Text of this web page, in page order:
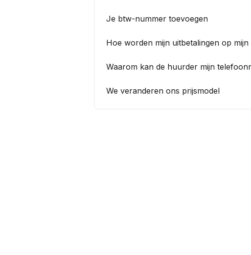
Je btw-nummer toevoegen
Hoe worden mijn uitbetalingen op
Waarom kan de huurder mijn
We veranderen ons prijsmodel